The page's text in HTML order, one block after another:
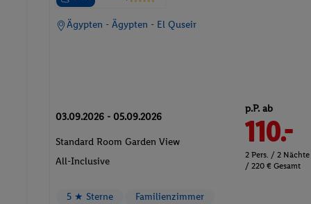
Ägypten - Ägypten - El Quseir
03.09.2026 - 05.09.2026
Standard Room Garden View
All-Inclusive
p.P. ab
110.-
2 Pers. / 2 Nächte
/ 220 € Gesamt
5 ★ Sterne Familienzimmer